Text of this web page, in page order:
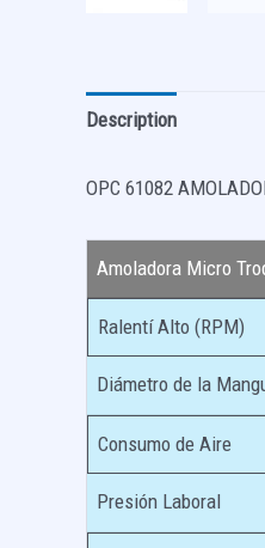
Description
OPC 61082
Amoladora Micro
Ralentí Alto (RPM)
Diámetro de la
Consumo de Aire
Presión Laboral